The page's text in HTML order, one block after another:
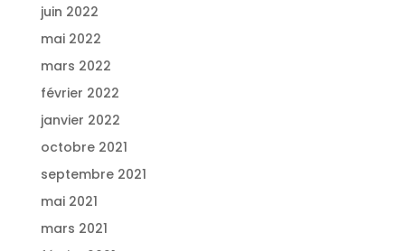
juin 2022
mai 2022
mars 2022
février 2022
janvier 2022
octobre 2021
septembre 2021
mai 2021
mars 2021